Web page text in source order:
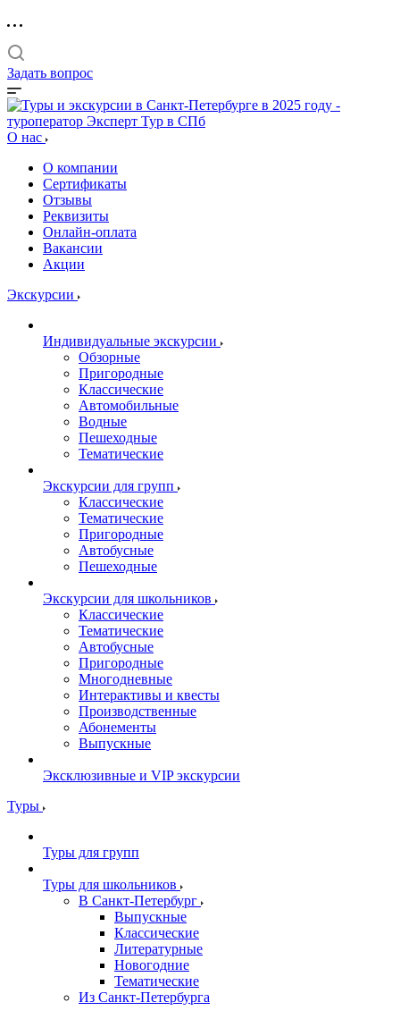
Задать вопрос
О нас
О компании
Сертификаты
Отзывы
Реквизиты
Онлайн-оплата
Вакансии
Акции
Экскурсии
Индивидуальные экскурсии
Обзорные
Пригородные
Классические
Автомобильные
Водные
Пешеходные
Тематические
Экскурсии для групп
Классические
Тематические
Пригородные
Автобусные
Пешеходные
Экскурсии для школьников
Классические
Тематические
Автобусные
Пригородные
Многодневные
Интерактивы и квесты
Производственные
Абонементы
Выпускные
Эксклюзивные и VIP экскурсии
Туры
Туры для групп
Туры для школьников
В Санкт-Петербург
Выпускные
Классические
Литературные
Новогодние
Тематические
Из Санкт-Петербурга